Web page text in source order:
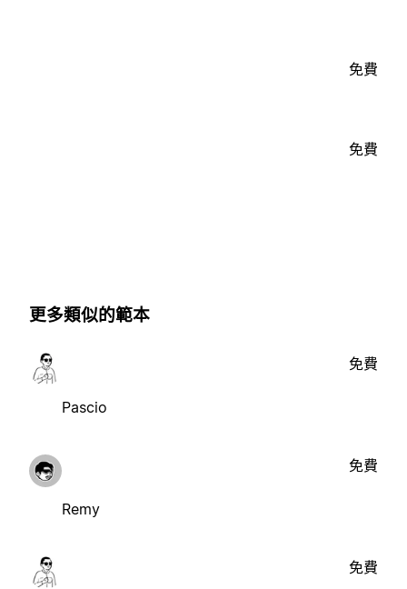
免費
免費
更多類似的範本
Pascio
免費
Remy
免費
免費